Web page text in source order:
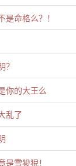
命格么？！
你的大王么
乱了
雪狻猊！